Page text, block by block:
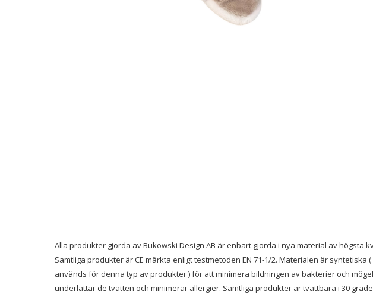
Alla produkter gjorda av Bukowski Design AB är enbart gjorda i nya material av högsta
Samtliga produkter är CE märkta enligt testmetoden EN 71-1/2. Materialen är syntetiska
används för denna typ av produkter ) för att minimera bildningen av bakterier och
underlättar de tvätten och minimerar allergier. Samtliga produkter är tvättbara i 30